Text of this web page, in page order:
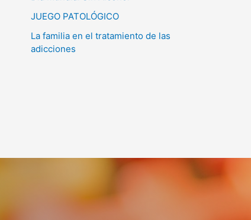
JUEGO PATOLÓGICO
La familia en el tratamiento de las
adicciones